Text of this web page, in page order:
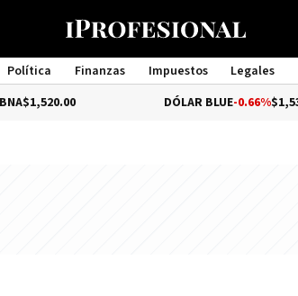
Política Finanzas Impuestos Legales
Management
-0.66%$1,530.00